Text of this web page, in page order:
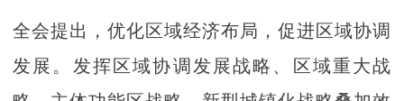
全会提出，优化区域经济布局，促进区域协调
发展。发挥区域协调发展战略、区域重大战